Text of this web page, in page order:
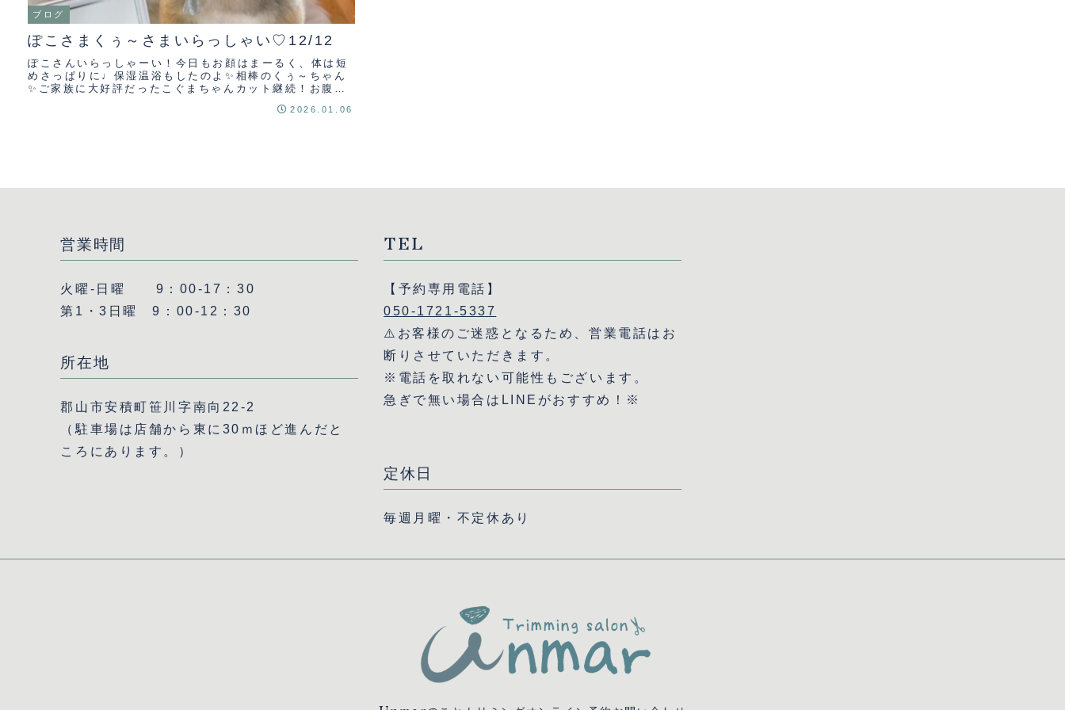
ブログ
ぽこさまくぅ～さまいらっしゃい♡12/12
ぽこさんいらっしゃーい！今日もお顔はまーるく、体は短
めさっぱりに♩保湿温浴もしたのよ✨相棒のくぅ～ちゃん
✨ご家族に大好評だったこぐまちゃんカット継続！お腹が
2026.01.06
営業時間
火曜-日曜 9：00-17：30
第1・3日曜 9：00-12：30
所在地
郡山市安積町笹川字南向22-2
（駐車場は店舗から東に30ｍほど進んだと
ころにあります。）
TEL
【予約専用電話】
050-1721-5337
⚠️お客様のご迷惑となるため、営業電話はお
断りさせていただきます。
※ 電話を取れない可能性もございます。
急ぎで無い場合はLINEがおすすめ！※
定休日
毎週月曜・不定休あり